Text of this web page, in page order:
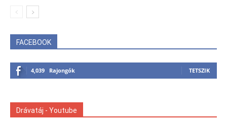
FACEBOOK
4,039 Rajongók TETSZIK
Drávatáj - Youtube